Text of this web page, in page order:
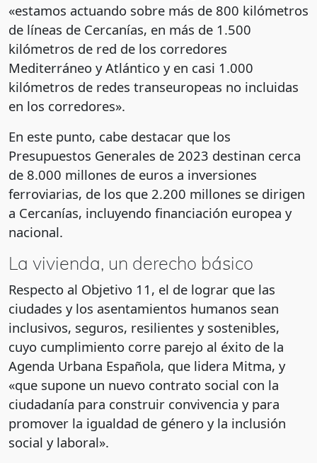
«estamos actuando sobre más de 800 kilómetros
de líneas de Cercanías, en más de 1.500
kilómetros de red de los corredores
Mediterráneo y Atlántico y en casi 1.000
kilómetros de redes transeuropeas no incluidas
en los corredores».
En este punto, cabe destacar que los
Presupuestos Generales de 2023 destinan cerca
de 8.000 millones de euros a inversiones
ferroviarias, de los que 2.200 millones se dirigen
a Cercanías, incluyendo financiación europea y
nacional.
La vivienda, un derecho básico
Respecto al Objetivo 11, el de lograr que las
ciudades y los asentamientos humanos sean
inclusivos, seguros, resilientes y sostenibles,
cuyo cumplimiento corre parejo al éxito de la
Agenda Urbana Española, que lidera Mitma, y
«que supone un nuevo contrato social con la
ciudadanía para construir convivencia y para
promover la igualdad de género y la inclusión
social y laboral».